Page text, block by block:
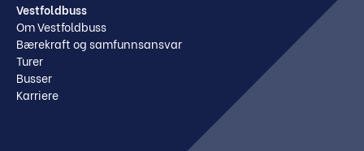
Vestfoldbuss
Om Vestfoldbuss
Bærekraft og samfunnsansvar
Turer
Busser
Karriere